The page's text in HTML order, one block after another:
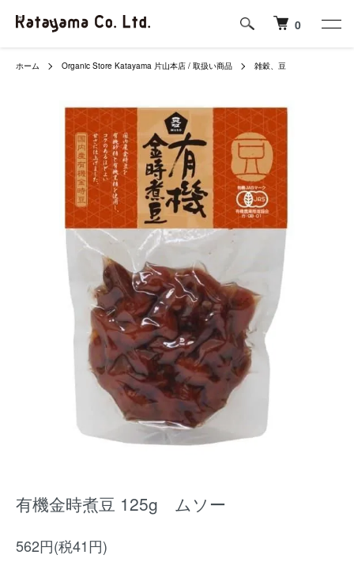
0
ホーム Organic Store Katayama 片山本店 / 取扱い商品 雑穀、豆
有機金時煮豆 125g ムソー
562円(税41円)